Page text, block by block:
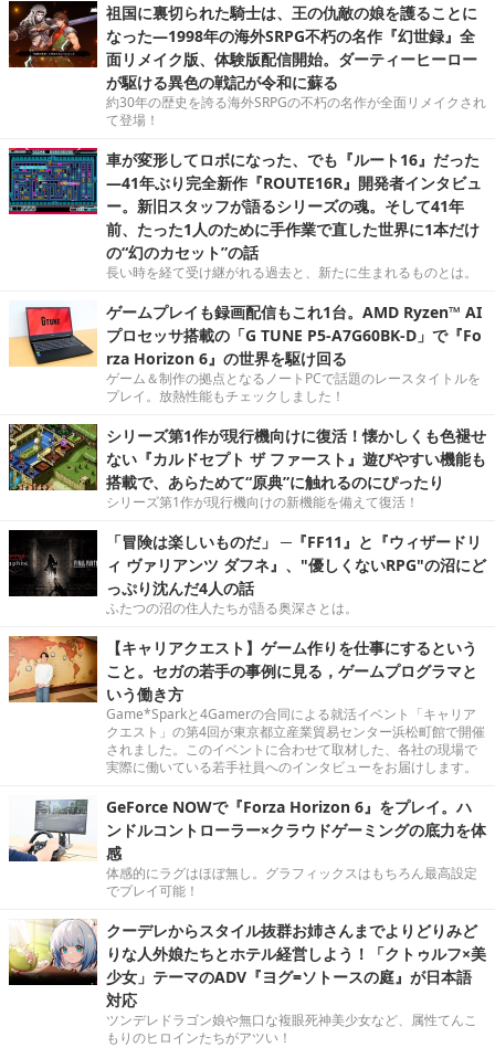
祖国に裏切られた騎士は、王の仇敵の娘を護ることに
なった―1998年の海外SRPG不朽の名作『幻世録』全
面リメイク版、体験版配信開始。ダーティーヒーロー
が駆ける異色の戦記が令和に蘇る
約30年の歴史を誇る海外SRPGの不朽の名作が全面リメイクされ
て登場！
車が変形してロボになった、でも『ルート16』だった
―41年ぶり完全新作『ROUTE16R』開発者インタビュ
ー。新旧スタッフが語るシリーズの魂。そして41年
前、たった1人のために手作業で直した世界に1本だけ
の“幻のカセット”の話
長い時を経て受け継がれる過去と、新たに生まれるものとは。
ゲームプレイも録画配信もこれ1台。AMD Ryzen™ AI
プロセッサ搭載の「G TUNE P5-A7G60BK-D」で『Fo
rza Horizon 6』の世界を駆け回る
ゲーム＆制作の拠点となるノートPCで話題のレースタイトルを
プレイ。放熱性能もチェックしました！
シリーズ第1作が現行機向けに復活！懐かしくも色褪せ
ない『カルドセプト ザ ファースト』遊びやすい機能も
搭載で、あらためて“原典”に触れるのにぴったり
シリーズ第1作が現行機向けの新機能を備えて復活！
「冒険は楽しいものだ」 ─『FF11』と『ウィザードリ
ィ ヴァリアンツ ダフネ』、"優しくないRPG"の沼にど
っぷり沈んだ4人の話
ふたつの沼の住人たちが語る奥深さとは。
【キャリアクエスト】ゲーム作りを仕事にするという
こと。セガの若手の事例に見る，ゲームプログラマと
いう働き方
Game*Sparkと4Gamerの合同による就活イベント「キャリア
クエスト」の第4回が東京都立産業貿易センター浜松町館で開催
されました。このイベントに合わせて取材した、各社の現場で
実際に働いている若手社員へのインタビューをお届けします。
GeForce NOWで『Forza Horizon 6』をプレイ。ハ
ンドルコントローラー×クラウドゲーミングの底力を体
感
体感的にラグはほぼ無し。グラフィックスはもちろん最高設定
でプレイ可能！
クーデレからスタイル抜群お姉さんまでよりどりみど
りな人外娘たちとホテル経営しよう！「クトゥルフ×美
少女」テーマのADV『ヨグ=ソトースの庭』が日本語
対応
ツンデレドラゴン娘や無口な複眼死神美少女など、属性てんこ
もりのヒロインたちがアツい！